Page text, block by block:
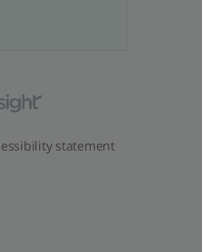
statement